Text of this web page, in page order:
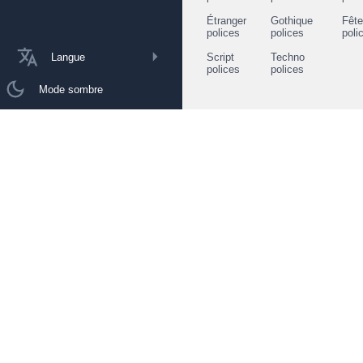
Langue
Mode sombre
Étranger
polices
Gothique
polices
Script
polices
Techno
polices